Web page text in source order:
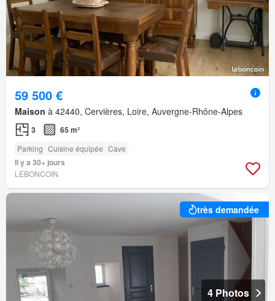
59 500 €
Maison à 42440, Cervières, Loire, Auvergne-Rhône-Alpes
3 65 m²
Parking Cuisine équipée Cave
Il y a 30+ jours
LEBONCOIN
très demandée
4 Photos